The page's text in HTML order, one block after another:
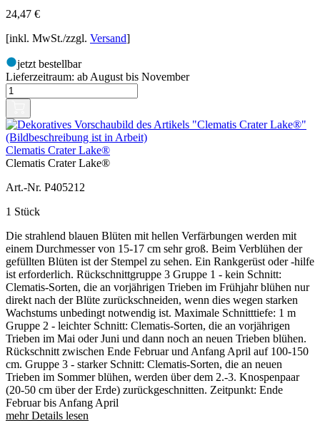
24,47 €
[inkl. MwSt./zzgl. Versand]
jetzt bestellbar
Lieferzeitraum: ab August bis November
Clematis Crater Lake®
Clematis Crater Lake®
Art.-Nr. P405212
1 Stück
Die strahlend blauen Blüten mit hellen Verfärbungen werden mit
einem Durchmesser von 15-17 cm sehr groß. Beim Verblühen der
gefüllten Blüten ist der Stempel zu sehen. Ein Rankgerüst oder -hilfe
ist erforderlich. Rückschnittgruppe 3 Gruppe 1 - kein Schnitt:
Clematis-Sorten, die an vorjährigen Trieben im Frühjahr blühen nur
direkt nach der Blüte zurückschneiden, wenn dies wegen starken
Wachstums unbedingt notwendig ist. Maximale Schnitttiefe: 1 m
Gruppe 2 - leichter Schnitt: Clematis-Sorten, die an vorjährigen
Trieben im Mai oder Juni und dann noch an neuen Trieben blühen.
Rückschnitt zwischen Ende Februar und Anfang April auf 100-150
cm. Gruppe 3 - starker Schnitt: Clematis-Sorten, die an neuen
Trieben im Sommer blühen, werden über dem 2.-3. Knospenpaar
(20-50 cm über der Erde) zurückgeschnitten. Zeitpunkt: Ende
Februar bis Anfang April
mehr Details lesen